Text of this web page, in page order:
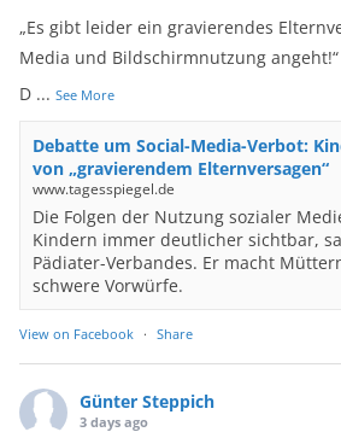
„Es gibt leider ein gravierendes
Media und Bildschirmnutzung angeht!“
D ... See More
Debatte um Social-Media-Verbot:
von „gravierendem Elternversagen“
www.tagesspiegel.de
Die Folgen der Nutzung sozialer
Kindern immer deutlicher sichtbar,
Pädiater-Verbandes. Er macht
schwere Vorwürfe.
View on Facebook · Share
Günter Steppich
3 days ago